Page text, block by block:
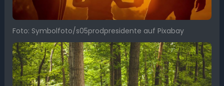
Foto: Symbolfoto/s05prodpresidente auf Pixabay